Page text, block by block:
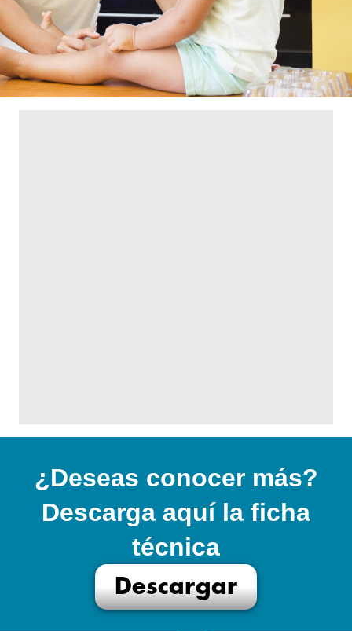
¿Deseas conocer más?
Descarga aquí la ficha
técnica
Descargar